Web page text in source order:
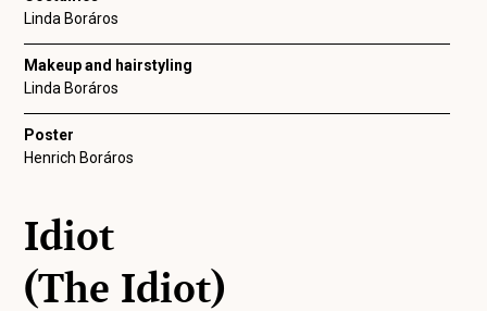
Linda Boráros
Makeup and hairstyling
Linda Boráros
Poster
Henrich Boráros
Idiot
(The Idiot)